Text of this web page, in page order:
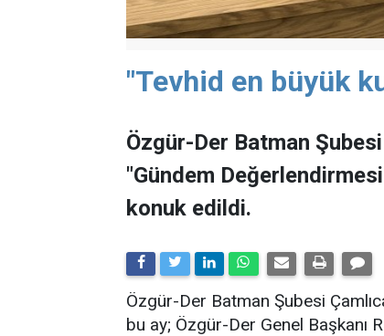
"Tevhid en büyük
Özgür-Der Batman
"Gündem
konuk edildi.
​Özgür-Der Batman Şubesi
bu ay; Özgür-Der Genel Başkanı